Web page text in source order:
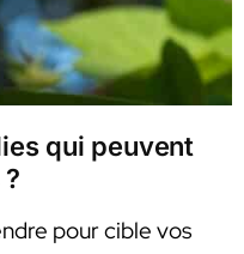
qui peuvent
pour cible vos